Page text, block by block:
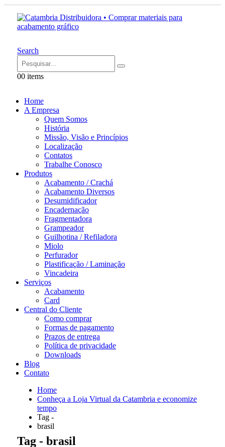
Search
00 items
Home
A Empresa
Quem Somos
História
Missão, Visão e Princípios
Localização
Contatos
Trabalhe Conosco
Produtos
Acabamento / Crachá
Acabamento Diversos
Desumidificador
Encadernação
Fragmentadora
Grampeador
Guilhotina / Refiladora
Miolo
Perfurador
Plastificação / Laminação
Vincadeira
Serviços
Acabamento
Card
Central do Cliente
Como comprar
Formas de pagamento
Prazos de entrega
Política de privacidade
Downloads
Blog
Contato
Home
Conheça a Loja Virtual da Catambria e economize
tempo
Tag -
brasil
Tag - brasil